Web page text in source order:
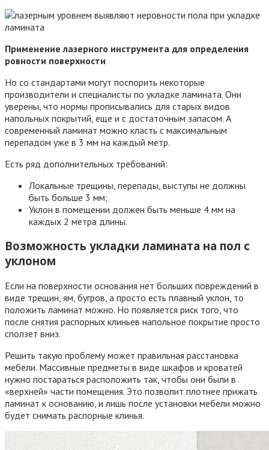
Применение лазерного инструмента для определения
ровности поверхности
Но со стандартами могут поспорить некоторые
производители и специалисты по укладке ламината. Они
уверены, что нормы прописывались для старых видов
напольных покрытий, еще и с достаточным запасом. А
современный ламинат можно класть с максимальным
перепадом уже в 3 мм на каждый метр.
Есть ряд дополнительных требований:
Локальные трещины, перепады, выступы не должны
быть больше 3 мм;
Уклон в помещении должен быть меньше 4 мм на
каждых 2 метра длины.
Возможность укладки ламината на пол с
уклоном
Если на поверхности основания нет больших повреждений в
виде трещин, ям, бугров, а просто есть плавный уклон, то
положить ламинат можно. Но появляется риск того, что
после снятия распорных клиньев напольное покрытие просто
сползет вниз.
Решить такую проблему может правильная расстановка
мебели. Массивные предметы в виде шкафов и кроватей
нужно постараться расположить так, чтобы они были в
«верхней» части помещения. Это позволит плотнее прижать
ламинат к основанию, и лишь после установки мебели можно
будет снимать распорные клинья.